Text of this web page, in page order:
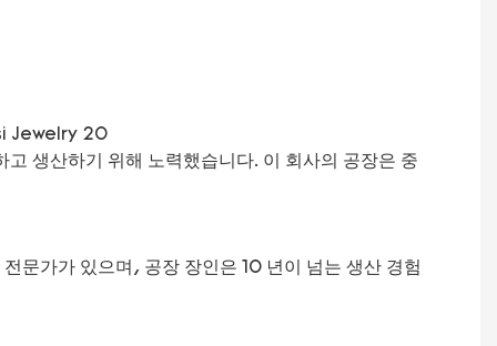
생산하기 위해 노력했습니다. 이 회사의 공장은 중
문가가 있으며, 공장 장인은 10 년이 넘는 생산 경험